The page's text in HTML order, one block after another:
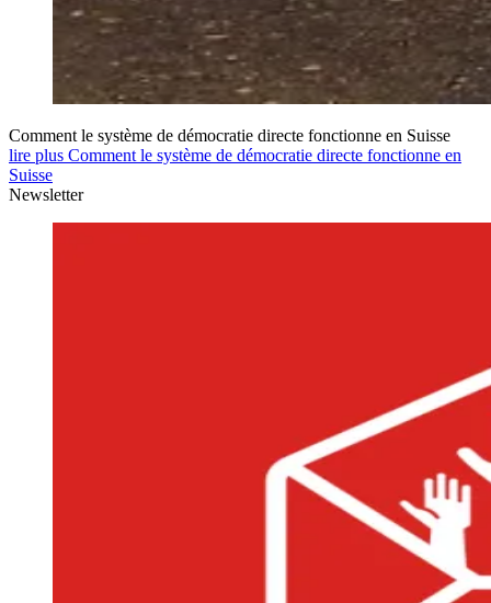
Comment le système de démocratie directe fonctionne en Suisse
lire plus Comment le système de démocratie directe fonctionne en
Suisse
Newsletter